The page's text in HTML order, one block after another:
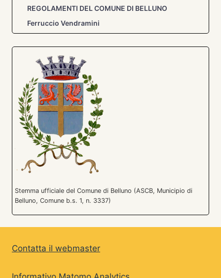
REGOLAMENTI DEL COMUNE DI BELLUNO
Ferruccio Vendramini
Stemma ufficiale del Comune di Belluno (ASCB, Municipio di
Belluno, Comune b.s. 1, n. 3337)
Contatta il webmaster